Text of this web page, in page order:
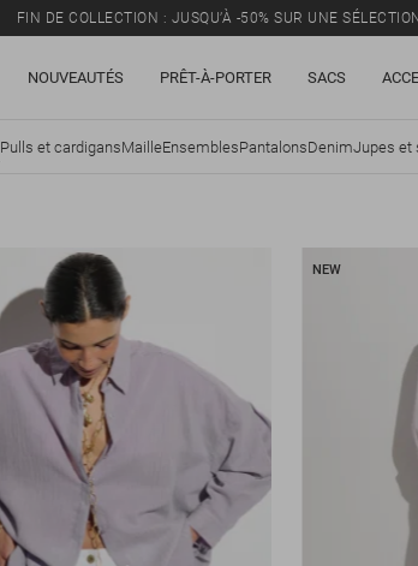
FIN DE COLLECTION : JUSQU’À -50% SUR UNE
NOUVEAUTÉS PRÊT-À-PORTER SACS
Pulls et cardigansMailleEnsemblesPantalonsDenimJupes et
NEW